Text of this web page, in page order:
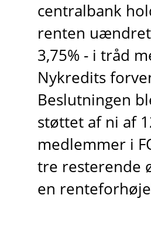
centralbank
renten
3,75% - i tråd
Nykredits
Beslutningen
støttet af ni af
medlemmer i
tre resterende
en